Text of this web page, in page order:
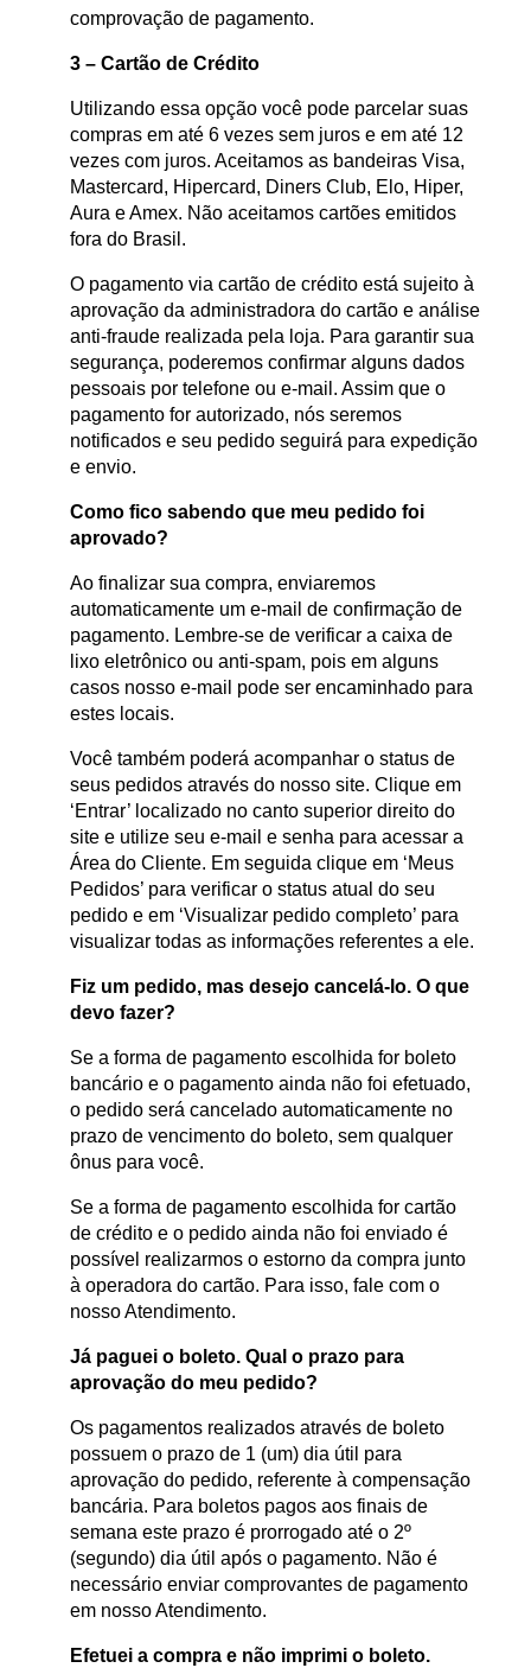
comprovação de pagamento.
3 – Cartão de Crédito
Utilizando essa opção você pode parcelar suas
compras em até 6 vezes sem juros e em até 12
vezes com juros. Aceitamos as bandeiras Visa,
Mastercard, Hipercard, Diners Club, Elo, Hiper,
Aura e Amex. Não aceitamos cartões emitidos
fora do Brasil.
O pagamento via cartão de crédito está sujeito à
aprovação da administradora do cartão e análise
anti-fraude realizada pela loja. Para garantir sua
segurança, poderemos confirmar alguns dados
pessoais por telefone ou e-mail. Assim que o
pagamento for autorizado, nós seremos
notificados e seu pedido seguirá para expedição
e envio.
Como fico sabendo que meu pedido foi
aprovado?
Ao finalizar sua compra, enviaremos
automaticamente um e-mail de confirmação de
pagamento. Lembre-se de verificar a caixa de
lixo eletrônico ou anti-spam, pois em alguns
casos nosso e-mail pode ser encaminhado para
estes locais.
Você também poderá acompanhar o status de
seus pedidos através do nosso site. Clique em
‘Entrar’ localizado no canto superior direito do
site e utilize seu e-mail e senha para acessar a
Área do Cliente. Em seguida clique em ‘Meus
Pedidos’ para verificar o status atual do seu
pedido e em ‘Visualizar pedido completo’ para
visualizar todas as informações referentes a ele.
Fiz um pedido, mas desejo cancelá-lo. O que
devo fazer?
Se a forma de pagamento escolhida for boleto
bancário e o pagamento ainda não foi efetuado,
o pedido será cancelado automaticamente no
prazo de vencimento do boleto, sem qualquer
ônus para você.
Se a forma de pagamento escolhida for cartão
de crédito e o pedido ainda não foi enviado é
possível realizarmos o estorno da compra junto
à operadora do cartão. Para isso, fale com o
nosso Atendimento.
Já paguei o boleto. Qual o prazo para
aprovação do meu pedido?
Os pagamentos realizados através de boleto
possuem o prazo de 1 (um) dia útil para
aprovação do pedido, referente à compensação
bancária. Para boletos pagos aos finais de
semana este prazo é prorrogado até o 2º
(segundo) dia útil após o pagamento. Não é
necessário enviar comprovantes de pagamento
em nosso Atendimento.
Efetuei a compra e não imprimi o boleto.